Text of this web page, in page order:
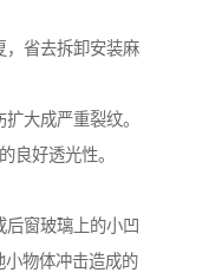
，省去拆卸安装麻
大成严重裂纹。
良好透光性。
后窗玻璃上的小凹
小物体冲击造成的